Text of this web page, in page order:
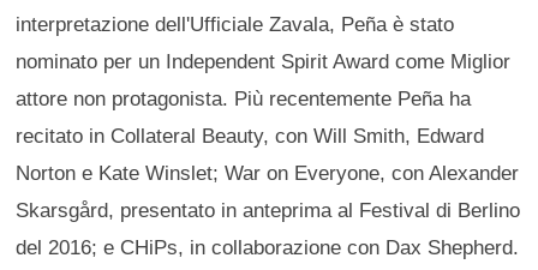
interpretazione dell'Ufficiale Zavala, Peña è stato
nominato per un Independent Spirit Award come Miglior
attore non protagonista. Più recentemente Peña ha
recitato in Collateral Beauty, con Will Smith, Edward
Norton e Kate Winslet; War on Everyone, con Alexander
Skarsgård, presentato in anteprima al Festival di Berlino
del 2016; e CHiPs, in collaborazione con Dax Shepherd.